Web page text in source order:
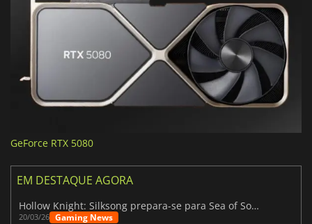
GeForce RTX 5080
EM DESTAQUE AGORA
Hollow Knight: Silksong prepara-se para Sea of Sorrow com um patch
20/03/26 Gaming News